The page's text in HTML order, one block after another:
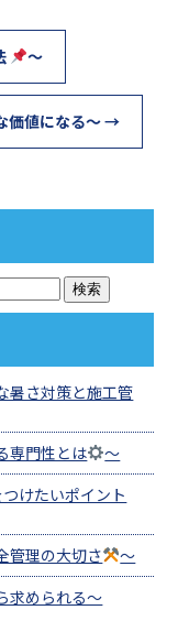
～
価値になる～→
暑さ対策と施工管
専門性とは
～
けたいポイント
管理の大切さ
～
求められる～